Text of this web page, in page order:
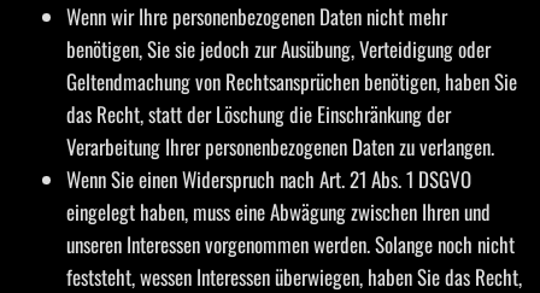
Wenn wir Ihre personenbezogenen Daten nicht mehr
benötigen, Sie sie jedoch zur Ausübung, Verteidigung oder
Geltendmachung von Rechtsansprüchen benötigen, haben Sie
das Recht, statt der Löschung die Einschränkung der
Verarbeitung Ihrer personenbezogenen Daten zu verlangen.
Wenn Sie einen Widerspruch nach Art. 21 Abs. 1 DSGVO
eingelegt haben, muss eine Abwägung zwischen Ihren und
unseren Interessen vorgenommen werden. Solange noch nicht
feststeht, wessen Interessen überwiegen, haben Sie das Recht,